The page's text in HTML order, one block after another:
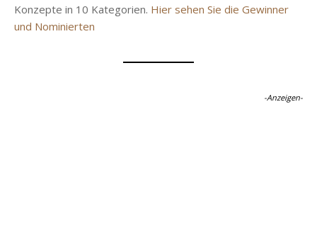
Konzepte in 10 Kategorien. Hier sehen Sie die Gewinner
und Nominierten
-Anzeigen-